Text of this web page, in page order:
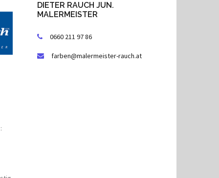
DIETER RAUCH JUN.
MALERMEISTER
0660 211 97 86
farben@malermeister-rauch.at